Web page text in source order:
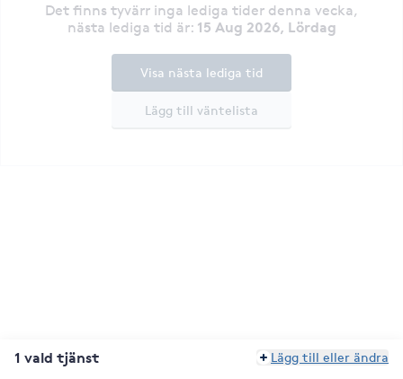
Det finns tyvärr inga lediga tider denna vecka,
nästa lediga tid är: 15 Aug 2026, Lördag
Lägg till väntelista
Visa nästa lediga tid
1 vald tjänst Lägg till eller ändra